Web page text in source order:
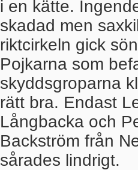
i en kätte.
skadad men
riktcirkeln gick
Pojkarna som
skyddsgroparna
rätt bra. Endast
Långbacka och
Backström från
sårades lindrigt.